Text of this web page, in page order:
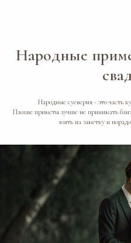
Народные
Народные суеверия - это часть
Плохие приметы лучше не принимать
взять на заметку и